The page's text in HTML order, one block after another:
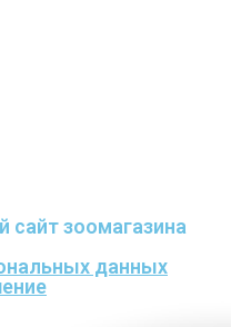
зоомагазина
данных